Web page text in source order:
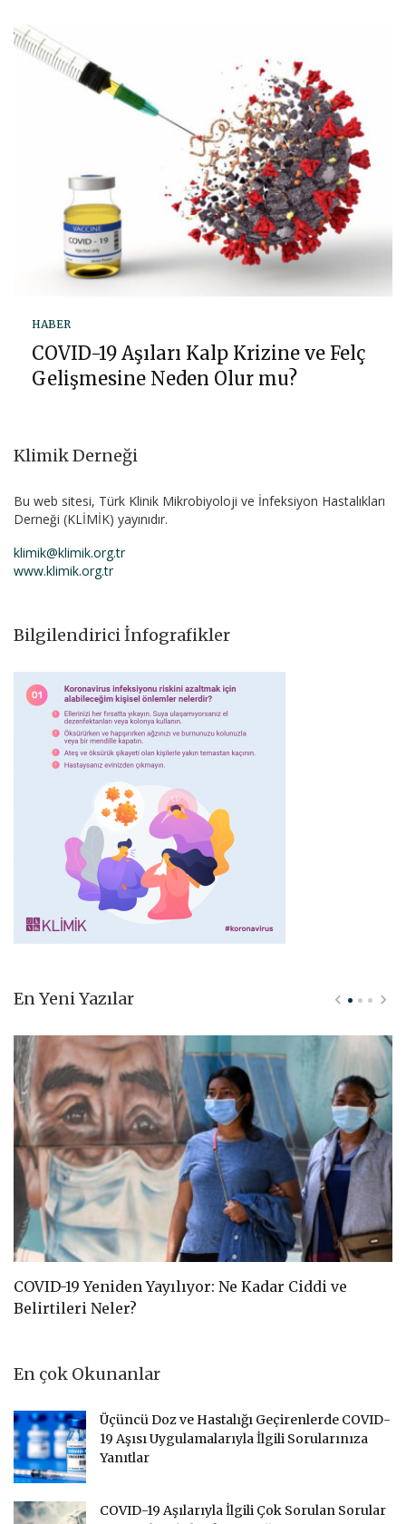
HABER
COVID-19 Aşıları Kalp Krizine ve Felç
Gelişmesine Neden Olur mu?
Klimik Derneği
Bu web sitesi, Türk Klinik Mikrobiyoloji ve İnfeksiyon Hastalıkları
Derneği (KLİMİK) yayınıdır.
klimik@klimik.org.tr
www.klimik.org.tr
Bilgilendirici İnfografikler
En Yeni Yazılar
COVID-19 Yeniden Yayılıyor: Ne Kadar Ciddi ve
Belirtileri Neler?
En çok Okunanlar
Üçüncü Doz ve Hastalığı Geçirenlerde COVID-
19 Aşısı Uygulamalarıyla İlgili Sorularınıza
Yanıtlar
COVID-19 Aşılarıyla İlgili Çok Sorulan Sorular